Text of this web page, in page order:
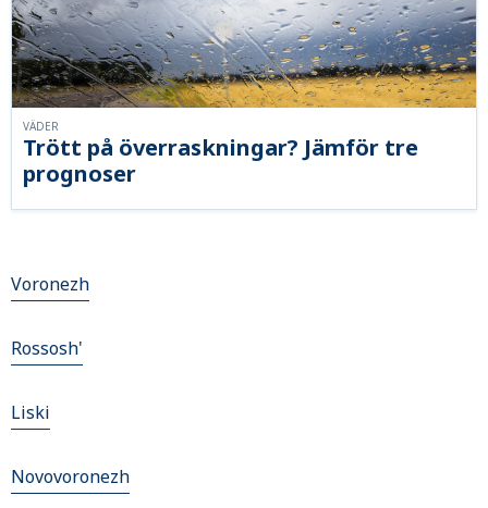
Trött på överraskningar? Jämför tre
prognoser
VÄDER
Voronezh
Rossosh'
Liski
Novovoronezh